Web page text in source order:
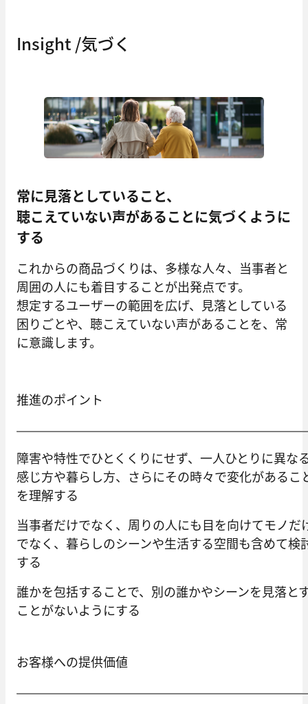
Insight /気づく
常に見落としていること、
聴こえていない声があることに気づくように
する
これからの商品づくりは、多様な人々、当事者と
周囲の人にも着目することが出発点です。
想定するユーザーの範囲を広げ、見落としている
困りごとや、聴こえていない声があることを、常
に意識します。
推進のポイント
障害や特性でひとくくりにせず、一人ひとりに異な
感じ方や暮らし方、さらにその時々で変化があるこ
を理解する
当事者だけでなく、周りの人にも目を向けてモノだ
でなく、暮らしのシーンや生活する空間も含めて検
する
誰かを包括することで、別の誰かやシーンを見落と
ことがないようにする
お客様への提供価値